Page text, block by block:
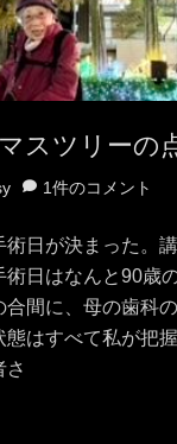
スツリーの
1件のコメント
日が決まった。
術日はなんと90歳
合間に、母の歯科
態はすべて私が把